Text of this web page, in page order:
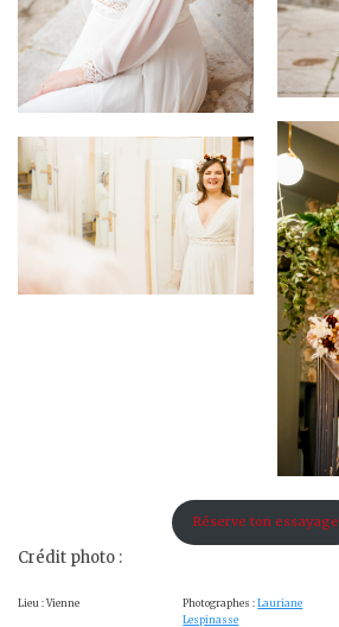
Réserve ton essayage
Crédit photo :
Lieu : Vienne Photographes :Lauriane
Lespinasse